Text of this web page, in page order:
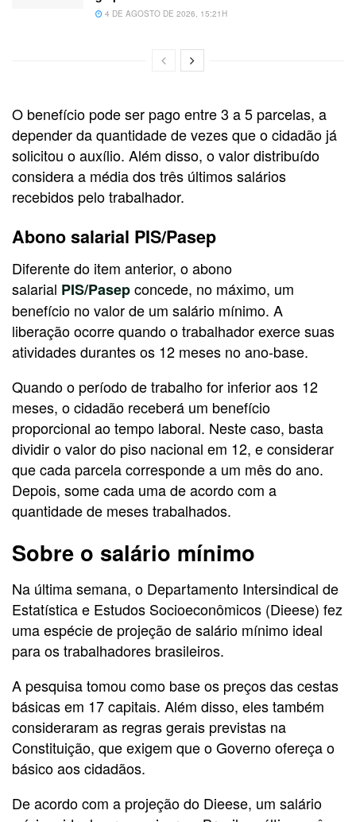
4 DE AGOSTO DE 2026, 15:21H
O benefício pode ser pago entre 3 a 5 parcelas, a
depender da quantidade de vezes que o cidadão já
solicitou o auxílio. Além disso, o valor distribuído
considera a média dos três últimos salários
recebidos pelo trabalhador.
Abono salarial PIS/Pasep
Diferente do item anterior, o abono
salarial PIS/Pasepconcede, no máximo, um
benefício no valor de um salário mínimo. A
liberação ocorre quando o trabalhador exerce suas
atividades durantes os 12 meses no ano-base.
Quando o período de trabalho for inferior aos 12
meses, o cidadão receberá um benefício
proporcional ao tempo laboral. Neste caso, basta
dividir o valor do piso nacional em 12, e considerar
que cada parcela corresponde a um mês do ano.
Depois, some cada uma de acordo com a
quantidade de meses trabalhados.
Sobre o salário mínimo
Na última semana, o Departamento Intersindical de
Estatística e Estudos Socioeconômicos (Dieese) fez
uma espécie de projeção de salário mínimo ideal
para os trabalhadores brasileiros.
A pesquisa tomou como base os preços das cestas
básicas em 17 capitais. Além disso, eles também
consideraram as regras gerais previstas na
Constituição, que exigem que o Governo ofereça o
básico aos cidadãos.
De acordo com a projeção do Dieese, um salário